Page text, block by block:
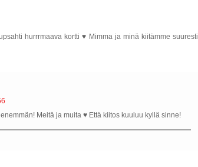
hurrrmaava kortti ♥ Mimma ja minä kiitämme suuresti
Meitä ja muita ♥ Että kiitos kuuluu kyllä sinne!